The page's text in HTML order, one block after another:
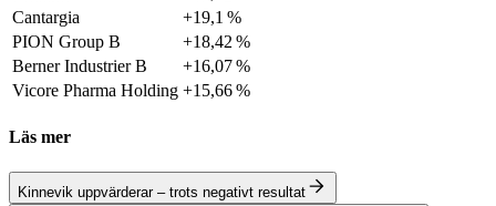
Cantargia
+19,1 %
PION Group B
+18,42 %
Berner Industrier B
+16,07 %
Vicore Pharma Holding +15,66 %
Läs mer
Kinnevik uppvärderar – trots negativt resultat